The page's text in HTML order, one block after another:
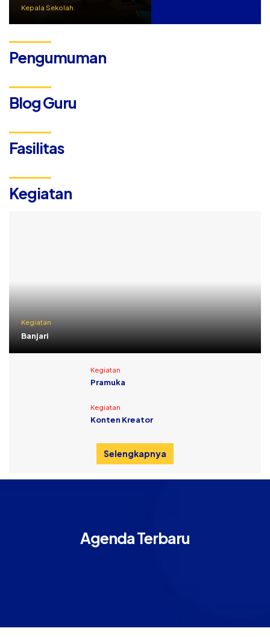
Kepala Sekolah
Pengumuman
Blog Guru
Fasilitas
Kegiatan
Kegiatan
Banjari
Kegiatan
Pramuka
Kegiatan
Konten Kreator
Selengkapnya
Agenda Terbaru